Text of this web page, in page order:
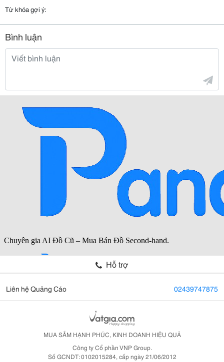
Từ khóa gợi ý:
Bình luận
Hỗ trợ
Liên hệ Quảng Cáo 02439747875
MUA SẮM HẠNH PHÚC, KINH DOANH HIỆU QUẢ
Công ty Cổ phần VNP Group.
Số GCNDT: 0102015284, cấp ngày 21/06/2012